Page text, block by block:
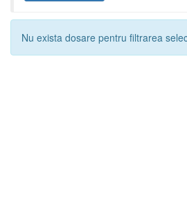
Nu exista dosare pentru filtrarea